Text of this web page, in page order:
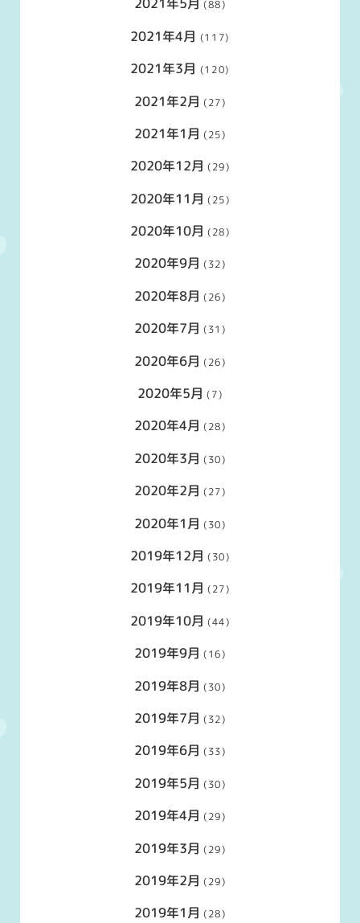
(88)
2021年4月 (117)
2021年3月 (120)
2021年2月 (27)
2021年1月 (25)
2020年12月 (29)
2020年11月 (25)
2020年10月 (28)
2020年9月 (32)
2020年8月 (26)
2020年7月 (31)
2020年6月 (26)
2020年5月 (7)
2020年4月 (28)
2020年3月 (30)
2020年2月 (27)
2020年1月 (30)
2019年12月 (30)
2019年11月 (27)
2019年10月 (44)
2019年9月 (16)
2019年8月 (30)
2019年7月 (32)
2019年6月 (33)
2019年5月 (30)
2019年4月 (29)
2019年3月 (29)
2019年2月 (29)
2019年1月 (28)